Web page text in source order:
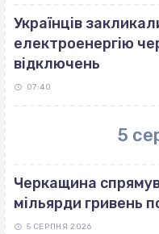
Українців
електроенергію
відключень
07:40
5
Черкащина
мільярди гривень
5 СЕРПНЯ 2026